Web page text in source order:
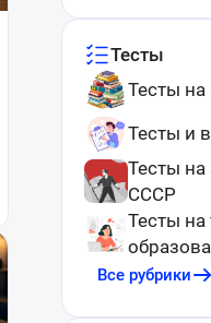
Тесты
Тесты
Тесты и
Тесты на
СССР
Тесты на
Все рубрики